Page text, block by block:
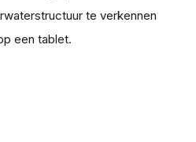
te verkennen
een tablet.